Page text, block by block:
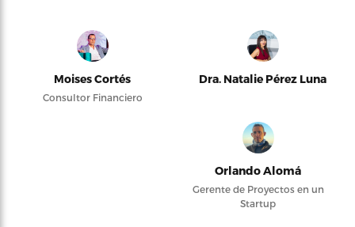
Moises Cortés
Consultor Financiero
Dra. Natalie Pérez Luna
Orlando Alomá
Gerente de Proyectos en un
Startup